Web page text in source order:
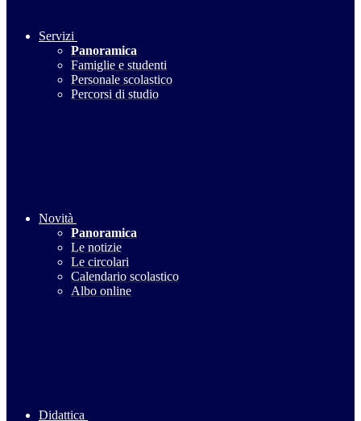
Servizi
Panoramica
Famiglie e studenti
Personale scolastico
Percorsi di studio
Novità
Panoramica
Le notizie
Le circolari
Calendario scolastico
Albo online
Didattica